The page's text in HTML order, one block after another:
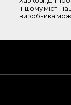
61-65 см
66-70
Колір
іншому місті
виробника